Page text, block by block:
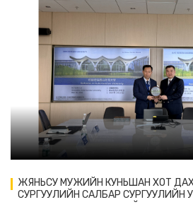
ЖЯНЬСУ МУЖИЙН КУНЬШАН ХОТ
СУРГУУЛИЙН САЛБАР СУРГУУЛИЙН